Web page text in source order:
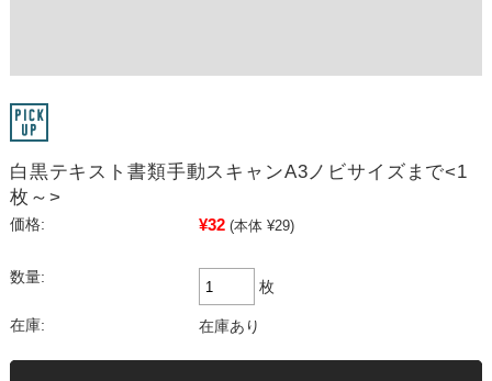
白黒テキスト書類手動スキャンA3ノビサイズまで<1
枚～>
価格: ¥32 (本体 ¥29)
数量:
枚
在庫: 在庫あり